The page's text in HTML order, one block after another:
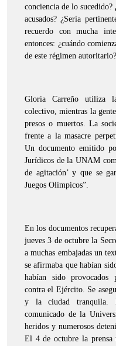
conciencia de lo
acusados? ¿Sería
recuerdo con mucha
entonces: ¿cuándo
de este régimen autoritario?
Gloria Carreño utiliza
colectivo, mientras la
presos o muertos. La
frente a la masacre
Un documento emitido
Jurídicos de la UNAM
de agitación’ y que se
Juegos Olímpicos”.
En los documentos
jueves 3 de octubre la
a muchas embajadas un
se afirmaba que habían
habían sido provocados
contra el Ejército. Se
y la ciudad tranquila.
comunicado de la
heridos y numerosos
El 4 de octubre la prensa